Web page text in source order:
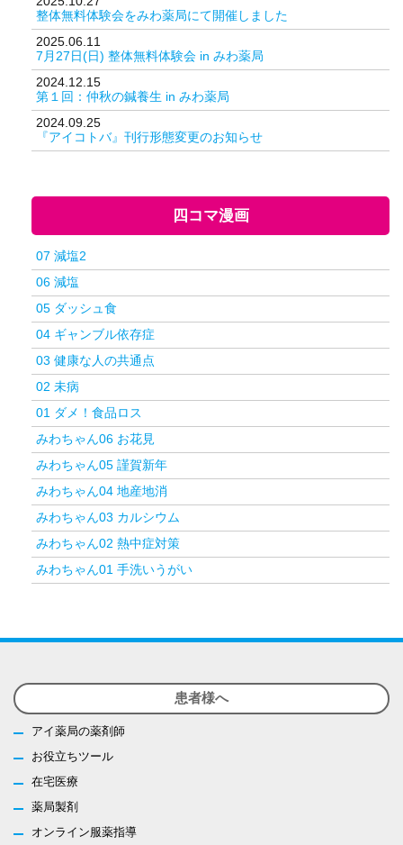
整体無料体験会をみわ薬局にて開催しました
2025.06.11
7月27日(日) 整体無料体験会 in みわ薬局
2024.12.15
第１回：仲秋の鍼養生 in みわ薬局
2024.09.25
『アイコトバ』刊行形態変更のお知らせ
四コマ漫画
07 減塩2
06 減塩
05 ダッシュ食
04 ギャンブル依存症
03 健康な人の共通点
02 未病
01 ダメ！食品ロス
みわちゃん06 お花見
みわちゃん05 謹賀新年
みわちゃん04 地産地消
みわちゃん03 カルシウム
みわちゃん02 熱中症対策
みわちゃん01 手洗いうがい
患者様へ
アイ薬局の薬剤師
お役立ちツール
在宅医療
薬局製剤
オンライン服薬指導